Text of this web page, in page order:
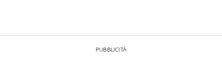
PUBBLICITÀ